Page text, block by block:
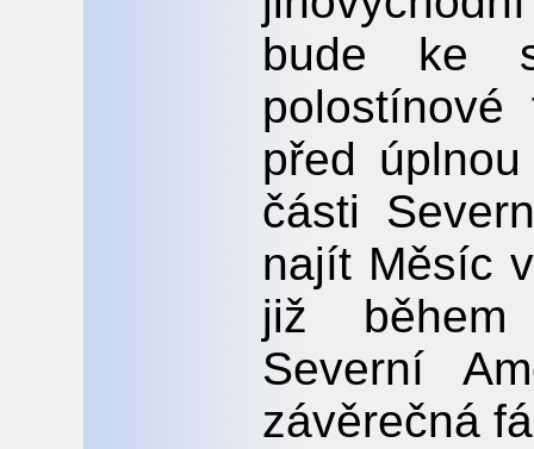
bude ke
před
části
najít Měsíc
již
Severní
závěrečná